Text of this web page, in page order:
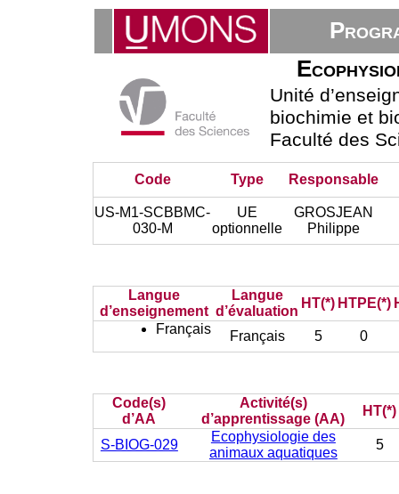
Unité
biochimie et
Faculté des
Code Type Responsable
US-M1-SCBBMC-
030-M
UE
optionnelle
GROSJEAN
Philippe
Langue
d’enseignement
Langue
d’évaluation
HT(*) HTPE(*)
Français
Français 5 0
Code(s)
d’AA
Activité(s)
d’apprentissage (AA)
HT(*)
S-BIOG-029
Ecophysiologie des
animaux aquatiques
5